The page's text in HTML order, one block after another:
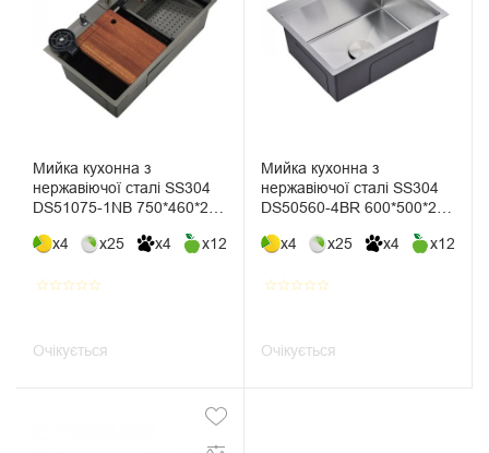
Мийка кухонна з
нержавіючої сталі SS304
DS51075-1NB 750*460*220
x4
x25 x4 x12
star_borderstar_borderstar_borderstar_borderstar_border
Очікується
Мийка кухонна з
нержавіючої сталі SS304
DS50560-4BR 600*500*220
x4
x25 x4 x12
star_borderstar_borderstar_borderstar_borderstar_border
Очікується